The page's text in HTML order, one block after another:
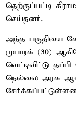
தெற்குப்பட்டி
செய்தனர்.
அந்த பகுதியை
முபாரக் (30)
வெட்டிவிட்டு
நெல்லை அரசு